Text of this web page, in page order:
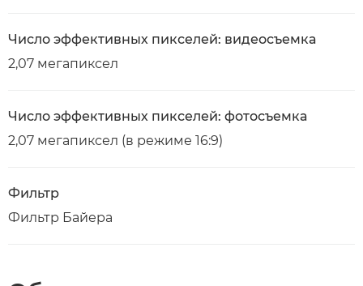
Число эффективных пикселей: видеосъемка
2,07 мегапиксел
Число эффективных пикселей: фотосъемка
2,07 мегапиксел (в режиме 16:9)
Фильтр
Фильтр Байера